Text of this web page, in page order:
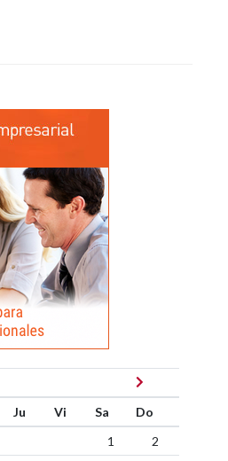
Ju Vi Sa
Do
1
2